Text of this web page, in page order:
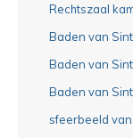
Rechtszaal
Baden van
Baden van
Baden van
sfeerbeeld